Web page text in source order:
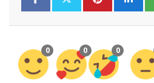
0 0 0